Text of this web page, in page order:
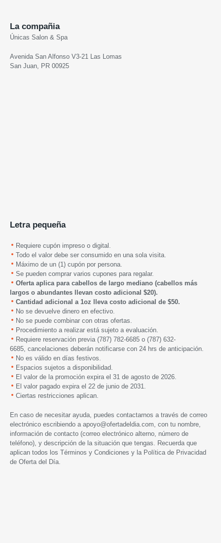
La compañia
Únicas Salon & Spa
Avenida San Alfonso V3-21 Las Lomas
San Juan, PR 00925
Letra pequeña
Requiere cupón impreso o digital.
Todo el valor debe ser consumido en una sola visita.
Máximo de un (1) cupón por persona.
Se pueden comprar varios cupones para regalar.
Oferta aplica para cabellos de largo mediano (cabellos más
largos o abundantes llevan costo adicional $20).
Cantidad adicional a 1oz lleva costo adicional de $50.
No se devuelve dinero en efectivo.
No se puede combinar con otras ofertas.
Procedimiento a realizar está sujeto a evaluación.
Requiere reservación previa (787) 782-6685 o (787) 632-
6685, cancelaciones deberán notificarse con 24 hrs de anticipación.
No es válido en días festivos.
Espacios sujetos a disponibilidad.
El valor de la promoción expira el 31 de agosto de 2026.
El valor pagado expira el 22 de junio de 2031.
Ciertas restricciones aplican.
En caso de necesitar ayuda, puedes contactarnos a través de correo
electrónico escribiendo a apoyo@ofertadeldia.com , con tu nombre,
información de contacto (correo electrónico alterno, número de
teléfono), y descripción de la situación que tengas. Recuerda que
aplican todos los Términos y Condiciones y la Política de Privacidad
de Oferta del Día.